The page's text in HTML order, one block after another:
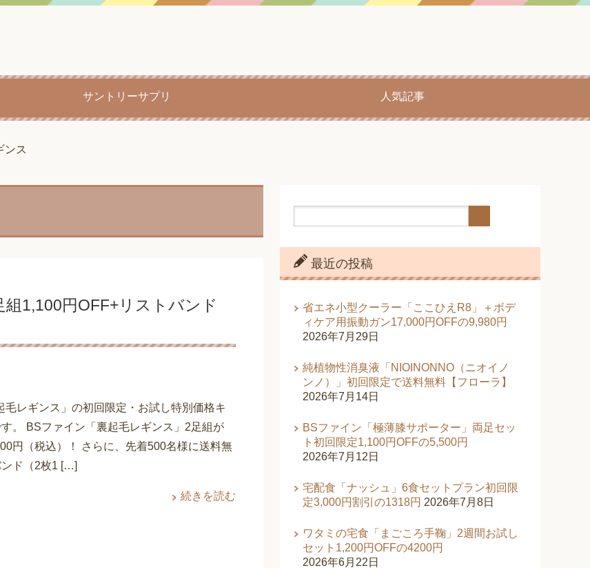
サントリーサプリ 人気記事
ンス
1,100円OFF+リストバンド
毛レギンス」の初回限定・お試し特別価格キ
。 BSファイン「裏起毛レギンス」2足組が
円（税込）！ さらに、先着500名様に送料無
ド（2枚1 […]
続きを読む
最近の投稿
省エネ小型クーラー「ここひえR8」＋ボデ
ィケア用振動ガン17,000円OFFの9,980円
2026年7月29日
純植物性消臭液「NIOINONNO（ニオイノ
ンノ）」初回限定で送料無料【フローラ】
2026年7月14日
BSファイン「極薄膝サポーター」両足セッ
ト初回限定1,100円OFFの5,500円
2026年7月12日
宅配食「ナッシュ」6食セットプラン初回限
定3,000円割引の1318円 2026年7月8日
ワタミの宅食「まごころ手鞠」2週間お試し
セット1,200円OFFの4200円
2026年6月22日